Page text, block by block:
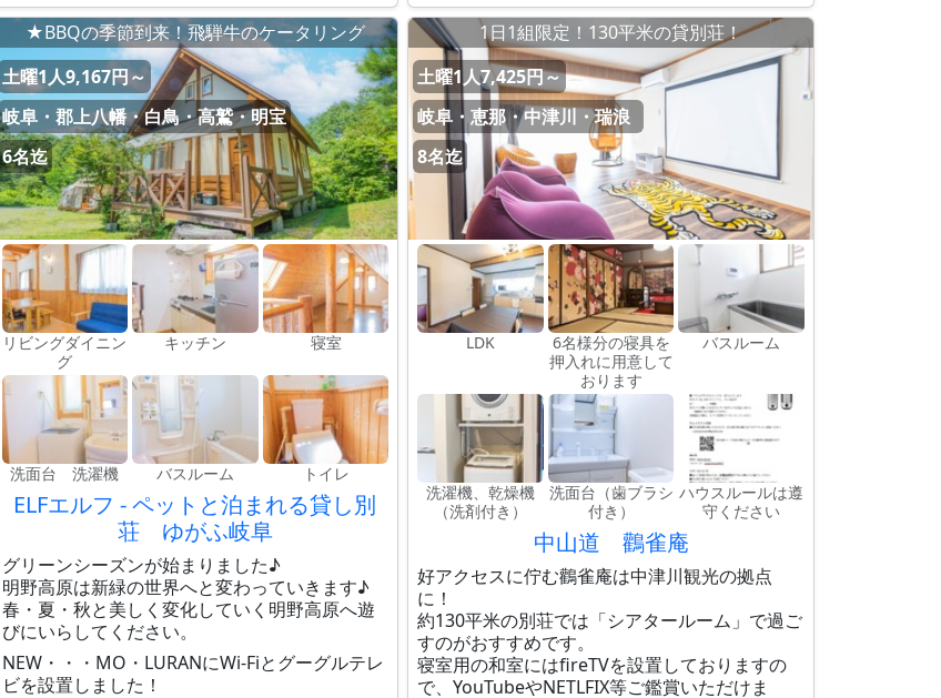
★BBQの季節到来！飛騨牛のケータリング
土曜1人9,167円～
岐阜・郡上八幡・白鳥・高鷲・明宝
6名迄
リビングダイニン
グ
キッチン 寝室
洗面台 洗濯機 バスルーム トイレ
ELFエルフ - ペットと泊まれる貸し別
荘 ゆがふ岐阜
グリーンシーズンが始まりました♪
明野高原は新緑の世界へと変わっていきます♪
春・夏・秋と美しく変化していく明野高原へ遊
びにいらしてください。
NEW・・・MO・LURANにWi-Fiとグーグルテレ
ビを設置しました！
1日1組限定！130平米の貸別荘！
土曜1人7,425円～
岐阜・恵那・中津川・瑞浪
8名迄
LDK
6名様分の寝具を
押入れに用意して
おります
バスルーム
洗濯機、乾燥機
（洗剤付き）
洗面台（歯ブラシ
付き）
ハウスルールは遵
守ください
中山道 鸛雀庵
好アクセスに佇む鸛雀庵は中津川観光の拠点
に！
約130平米の別荘では「シアタールーム」で過ご
すのがおすすめです。
寝室用の和室にはfireTVを設置しておりますの
で、YouTubeやNETLFIX等ご鑑賞いただけま